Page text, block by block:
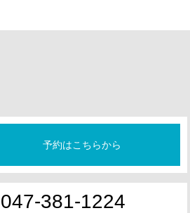
予約はこちらから
047-381-1224